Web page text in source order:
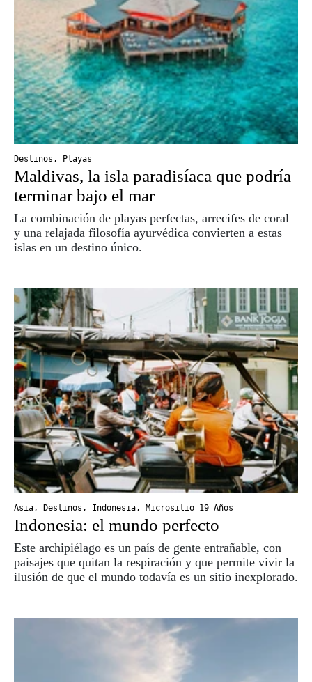
Destinos , Playas
Maldivas, la isla paradisíaca que podría
terminar bajo el mar
La combinación de playas perfectas, arrecifes de coral
y una relajada filosofía ayurvédica convierten a estas
islas en un destino único.
Asia, Destinos , Indonesia, Micrositio 19 Años
Indonesia: el mundo perfecto
Este archipiélago es un país de gente entrañable, con
paisajes que quitan la respiración y que permite vivir la
ilusión de que el mundo todavía es un sitio inexplorado.